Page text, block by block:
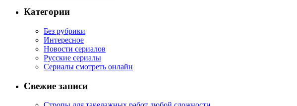
Категории
Без рубрики
Интересное
Новости сериалов
Русские сериалы
Сериалы смотреть онлайн
Свежие записи